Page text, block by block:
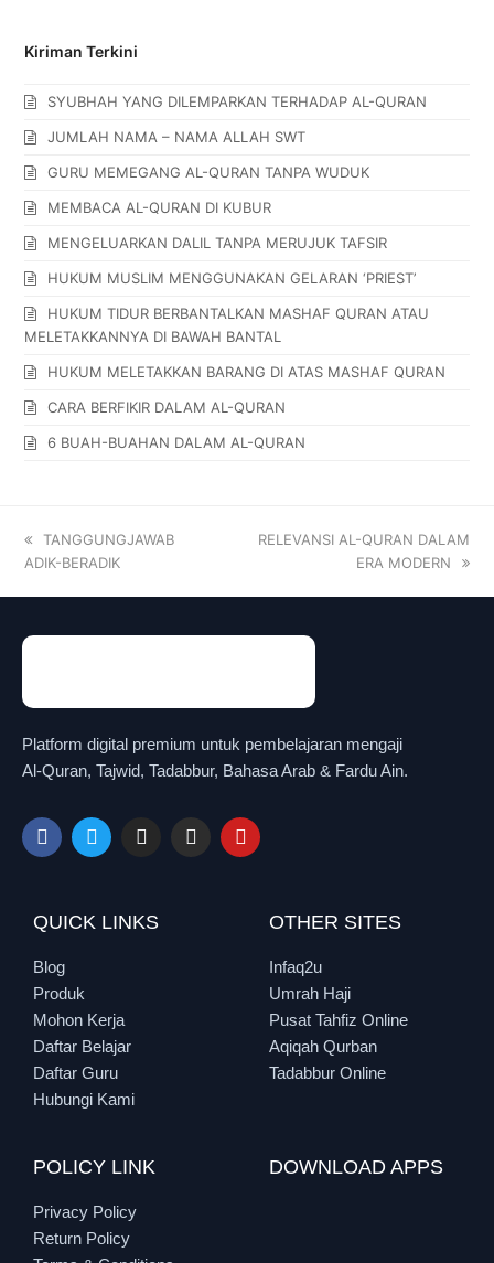
Kiriman Terkini
SYUBHAH YANG DILEMPARKAN TERHADAP AL-QURAN
JUMLAH NAMA – NAMA ALLAH SWT
GURU MEMEGANG AL-QURAN TANPA WUDUK
MEMBACA AL-QURAN DI KUBUR
MENGELUARKAN DALIL TANPA MERUJUK TAFSIR
HUKUM MUSLIM MENGGUNAKAN GELARAN ‘PRIEST’
HUKUM TIDUR BERBANTALKAN MASHAF QURAN ATAU
MELETAKKANNYA DI BAWAH BANTAL
HUKUM MELETAKKAN BARANG DI ATAS MASHAF QURAN
CARA BERFIKIR DALAM AL-QURAN
6 BUAH-BUAHAN DALAM AL-QURAN
TANGGUNGJAWAB
ADIK-BERADIK
RELEVANSI AL-QURAN DALAM
ERA MODERN
Platform digital premium untuk pembelajaran mengaji
Al-Quran, Tajwid, Tadabbur, Bahasa Arab & Fardu Ain.
QUICK LINKS
Blog
Produk
Mohon Kerja
Daftar Belajar
Daftar Guru
Hubungi Kami
OTHER SITES
Infaq2u
Umrah Haji
Pusat Tahfiz Online
Aqiqah Qurban
Tadabbur Online
POLICY LINK
Privacy Policy
Return Policy
DOWNLOAD APPS